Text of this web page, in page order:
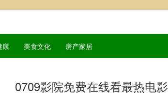
康 美食文化 房产家居
0709影院免费在线看最热电影